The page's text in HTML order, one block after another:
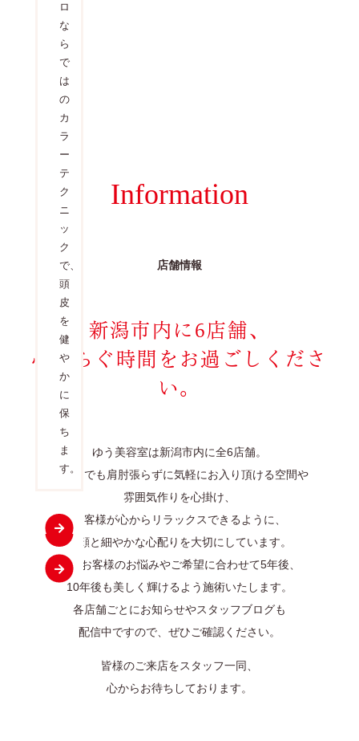
い
老
廃
物
を
取
り
除
き、
ハ
リ
と
ツ
ヤ
の
あ
る
髪
と
透
明
感
の
あ
る
頭
納
得
の
い
く
仕
上
が
に。
続
け
る
こ
と
で
キ
レ
イ
を
キ
ー
プ
し
ま
す。
ロ
な
ら
で
は
の
カ
ラ
ー
テ
ク
ニ
ッ
ク
で、
頭
皮
を
健
や
か
に
保
ち
ま
す。
Information
店舗情報
新潟市内に6店舗、
心安らぐ時間をお過ごしくださ
い。
ゆう美容室は新潟市内に全6店舗。
どなたでも肩肘張らずに気軽にお入り頂ける空間や
雰囲気作りを心掛け、
お客様が心からリラックスできるように、
笑顔と細やかな心配りを大切にしています。
またお客様のお悩みやご希望に合わせて5年後、
10年後も美しく輝けるよう施術いたします。
各店舗ごとにお知らせやスタッフブログも
配信中ですので、ぜひご確認ください。
皆様のご来店をスタッフ一同、
心からお待ちしております。